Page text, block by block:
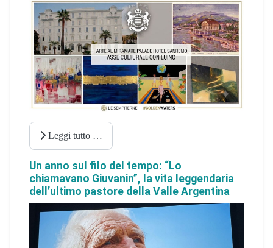
Leggi tutto …
Un anno sul filo del tempo: “Lo
chiamavano Giuvanin”, la vita leggendaria
dell’ultimo pastore della Valle Argentina